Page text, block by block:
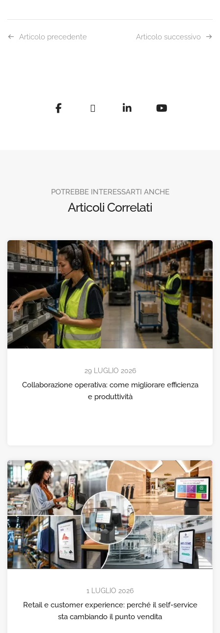
Articolo precedente Articolo successivo
POTREBBE INTERESSARTI ANCHE
Articoli Correlati
29 LUGLIO 2026
Collaborazione operativa: come migliorare efficienza
e produttività
1 LUGLIO 2026
Retail e customer experience: perché il self-service
sta cambiando il punto vendita